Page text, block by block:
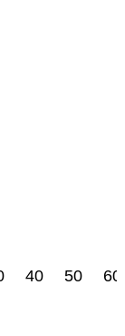
40 50 60